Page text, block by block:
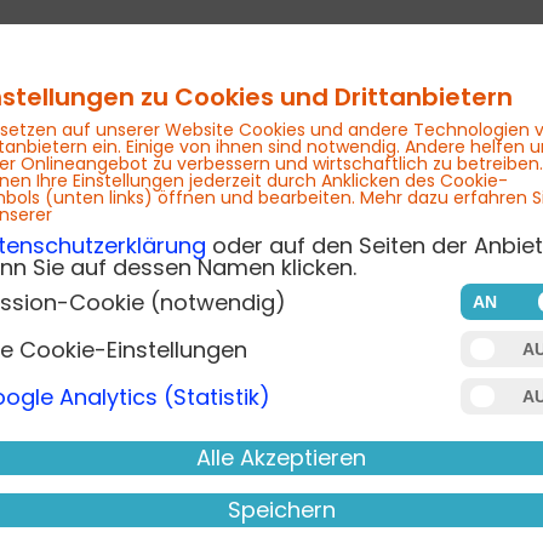
Inhouse Blog
in den Themen Wirtschaftskriminalität,
Steinbeis-Hochschule den MBA in der
auf diesem Wissen, der Erfahrung und
bei uns die Möglichkeit, sich zu den Themen
oder Anti Financial Crime
zu Cookies und Drittanbietern
auf unserer Website Cookies und andere Technologien
ein. Einige von ihnen sind notwendig. Andere helfen
Onlineangebot zu verbessern und wirtschaftlich zu betreiben.
Ihre Einstellungen jederzeit durch Anklicken des Cookie-
(unten links) öffnen und bearbeiten. Mehr dazu erfahren
oder auf den Seiten der
Sie auf dessen Namen klicken.
Cookie (notwendig)
Cookie-Einstellungen
Analytics (Statistik)
Alle Akzeptieren
Speichern